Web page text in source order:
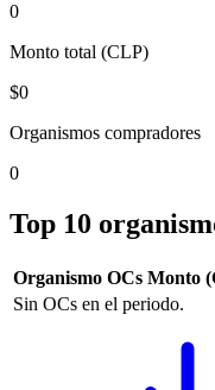
0
Monto total (CLP)
$0
Organismos compradores
0
Top 10
Organismo OCs Monto
Sin OCs en el periodo.